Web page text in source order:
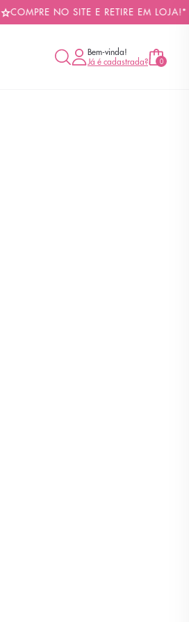
COMPRE NO SITE E RETIRE EM LOJA!*
Bem-vinda!
Já é cadastrada?
0